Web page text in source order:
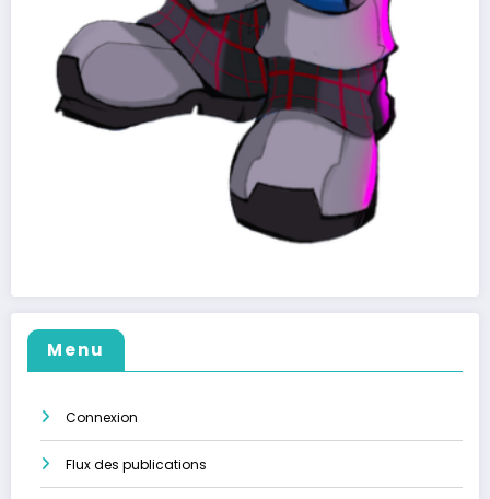
Menu
Connexion
Flux des publications